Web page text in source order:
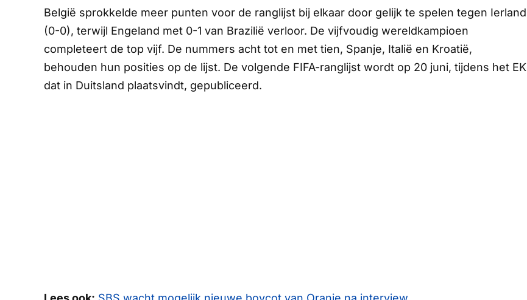
België sprokkelde meer punten voor de ranglijst bij elkaar door gelijk te spelen tegen Ierland
(0-0), terwijl Engeland met 0-1 van Brazilië verloor. De vijfvoudig wereldkampioen
completeert de top vijf. De nummers acht tot en met tien, Spanje, Italië en Kroatië,
behouden hun posities op de lijst. De volgende FIFA-ranglijst wordt op 20 juni, tijdens het EK
dat in Duitsland plaatsvindt, gepubliceerd.